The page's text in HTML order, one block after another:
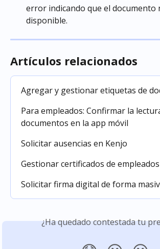
error indicando que el documento
disponible.
Artículos relacionados
Agregar y gestionar etiquetas de
Para empleados: Confirmar la
documentos en la app móvil
Solicitar ausencias en Kenjo
Gestionar certificados de empleados
Solicitar firma digital de forma
¿Ha quedado contestada tu